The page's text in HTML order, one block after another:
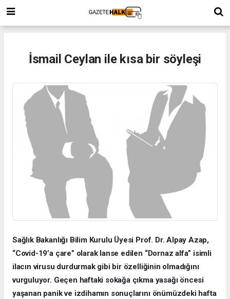
İsmail Ceylan ile kısa bir söyleşi
Sağlık Bakanlığı Bilim Kurulu Üyesi Prof. Dr. Alpay Azap,
“Covid-19’a çare” olarak lanse edilen “Dornaz alfa” isimli
ilacın virusu durdurmak gibi bir özelliğinin olmadığını
vurguluyor. Geçen haftaki sokağa çıkma yasağı öncesi
yaşanan panik ve izdihamın sonuçlarını önümüzdeki hafta